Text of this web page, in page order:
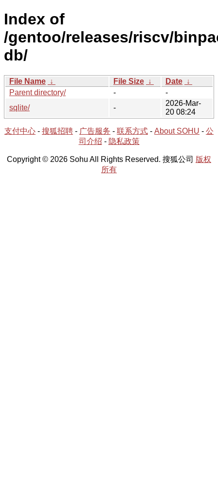
Index of
/gentoo/releases/riscv/
db/
File Name ↓ File Size ↓ Date ↓
Parent directory/
-
-
sqlite/
-
2026-Mar-
20 08:24
支付中心 - 搜狐招聘 - 广告服务 - 联系方式 - About SOHU - 公
司介绍 - 隐私政策
Copyright © 2026 Sohu All Rights Reserved. 搜狐公司 版权
所有